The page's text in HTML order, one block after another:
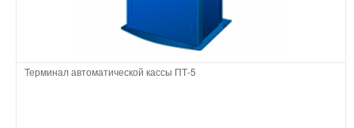
Терминал автоматической кассы ПТ-5